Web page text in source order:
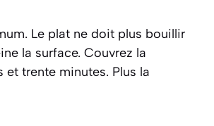
Le plat ne doit plus bouillir
la surface. Couvrez la
trente minutes. Plus la